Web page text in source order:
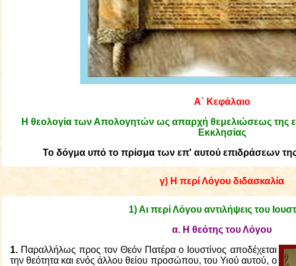
Α΄ Κεφάλαιο
Η θεολογία των Απολογητών ως απαρχή θεμελιώσεως της
Εκκλησίας
Το δόγμα υπό το πρίσμα των επ' αυτού επιδράσεων
γ) Η περί Λόγου διδασκαλία
1) Αι περί Λόγου αντιλήψεις του
α. Η θεότης του Λόγου
1.Παραλλήλως προς τον Θεόν Πατέρα ο Ιουστίνος αποδέχεται
την θεότητα και ενός άλλου θείου προσώπου, του Υιού αυτού, ο